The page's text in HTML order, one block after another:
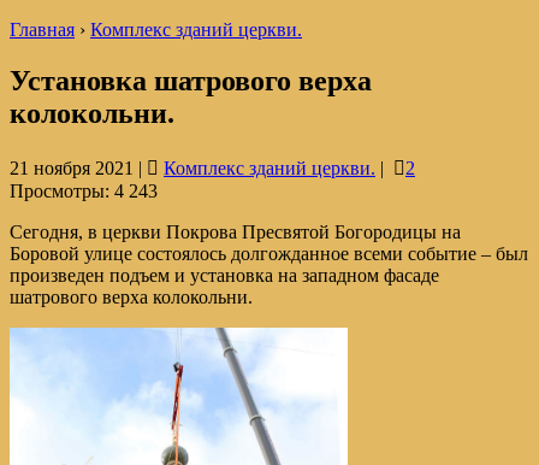
Главная › Комплекс зданий церкви.
Установка шатрового верха
колокольни.
21 ноября 2021 | Комплекс зданий церкви. |
2
Просмотры: 4 243
Сегодня, в церкви Покрова Пресвятой Богородицы на
Боровой улице состоялось долгожданное всеми событие – был
произведен подъем и установка на западном фасаде
шатрового верха колокольни.